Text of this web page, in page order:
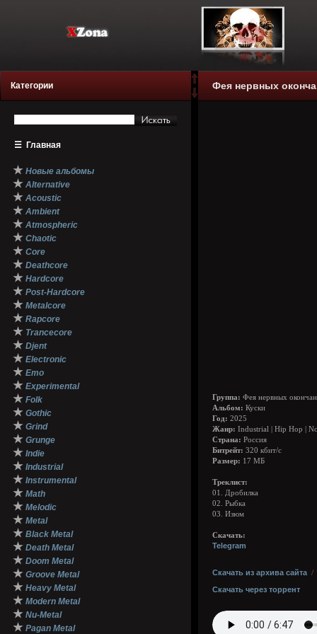
Категории
☰ Главная
★ Новые альбомы
★ Alternative
★ Acoustic
★ Ambient
★ Atmospheric
★ Chaotic
★ Core
★ Deathcore
★ Hardcore
★ Post-Hardcore
★ Metalcore
★ Rapcore
★ Trancecore
★ Djent
★ Electronic
★ Emo
★ Experimental
★ Folk
★ Gothic
★ Grind
★ Grunge
★ Indie
★ Industrial
★ Instrumental
★ Math
★ Melodic
★ Metal
★ Black Metal
★ Death Metal
★ Doom Metal
★ Groove Metal
★ Heavy Metal
★ Modern Metal
★ Nu-Metal
★ Pagan Metal
Фея нервных
Группа: Фея нервных
Альбом: Куски
Год: 2025
Жанр: Industrial | Hip Hop |
Страна: Россия
Битрейт: 320 кбит/с
Размер: 17 МБ
Треклист:
01. Дробилка
02. Рыбка
03. Изюм
Cкачать:
Telegram
Скачать из архива сайта /
Скачать через торрент